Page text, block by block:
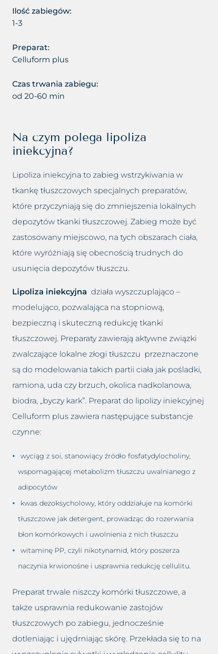
Zastoje limfatyczne
Zmęczona twarz
Łysienie bliznowaciejące
Łysienie plackowate
Łysienie androgenowe
Sucha – wrażliwa skóra głowy
Suche zniszczone włosy
Łojotokowe zapalenie skóry
głowy
Łupież
Łuszczyca skóry głowy
Grzybica skóry głowy
Atopowe zapalenie skóry głowy
Usuwanie makijażu
Usuwanie prosaków
Usuwanie przebarwień
Usuwanie tatuażu
Usuwanie tkanki tłuszczowej
Usuwanie włókniaków i
zaskórników
Usuwanie worków i cieni pod
oczami
Usuwanie zmarszczek
Wybielanie okolic intymnych
Wypełnianie doliny łez
Zamykanie naczynek
Ilość zabiegów:
1-3
Preparat:
Celluform plus
Czas trwania zabiegu:
od 20-60 min
Na czym polega lipoliza
iniekcyjna?
Lipoliza iniekcyjna to zabieg wstrzykiwania w
tkankę tłuszczowych specjalnych preparatów,
które przyczyniają się do zmniejszenia lokalnych
depozytów tkanki tłuszczowej. Zabieg może być
zastosowany miejscowo, na tych obszarach ciała,
które wyróżniają się obecnością trudnych do
usunięcia depozytów tłuszczu.
Lipoliza iniekcyjna działa wyszczuplająco –
modelująco, pozwalająca na stopniową,
bezpieczną i skuteczną redukcję tkanki
tłuszczowej. Preparaty zawierają aktywne związki
zwalczające lokalne złogi tłuszczu przeznaczone
są do modelowania takich partii ciała jak pośladki,
ramiona, uda czy brzuch, okolica nadkolanowa,
biodra, „byczy kark”. Preparat do lipolizy iniekcyjnej
Celluform plus zawiera następujące substancje
czynne:
wyciąg z soi, stanowiący źródło fosfatydylocholiny,
wspomagającej metabolizm tłuszczu uwalnianego z
adipocytów
kwas dezoksycholowy, który oddziałuje na komórki
tłuszczowe jak detergent, prowadząc do rozerwania
błon komórkowych i uwolnienia z nich tłuszczu
witaminę PP, czyli nikotynamid, który poszerza
naczynia krwionośne i usprawnia redukcję cellulitu.
Preparat trwale niszczy komórki tłuszczowe, a
także usprawnia redukowanie zastojów
tłuszczowych po zabiegu, jednocześnie
dotleniając i ujędrniając skórę. Przekłada się to na